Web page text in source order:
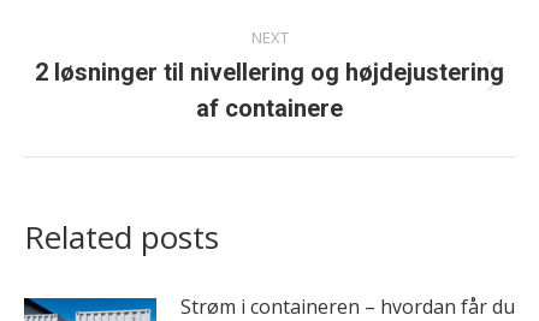
NEXT
Next
post:
2 løsninger til nivellering og højdejustering
af containere
Related posts
Strøm i containeren – hvordan får du